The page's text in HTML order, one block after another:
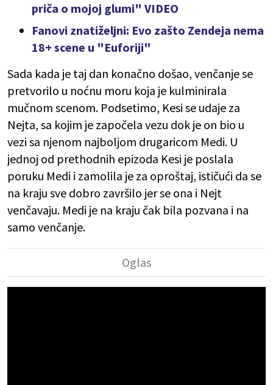
priča o mojoj glumi" VIDEO
Fanovi znatiželjni: Evo zašto Zendeja nema
18+ scene u "Euforiji"
Sada kada je taj dan konačno došao, venčanje se
pretvorilo u noćnu moru koja je kulminirala
mučnom scenom. Podsetimo, Kesi se udaje za
Nejta, sa kojim je započela vezu dok je on bio u
vezi sa njenom najboljom drugaricom Medi. U
jednoj od prethodnih epizoda Kesi je poslala
poruku Medi i zamolila je za oproštaj, ističući da se
na kraju sve dobro završilo jer se ona i Nejt
venčavaju. Medi je na kraju čak bila pozvana i na
samo venčanje.